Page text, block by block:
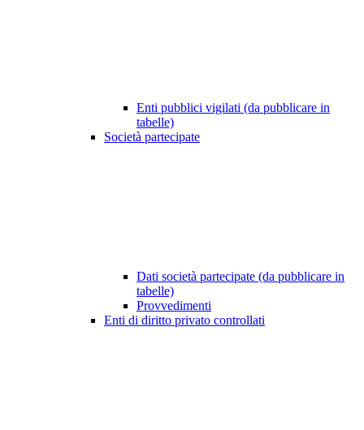
Enti pubblici vigilati (da pubblicare in
tabelle)
Società partecipate
Dati società partecipate (da pubblicare in
tabelle)
Provvedimenti
Enti di diritto privato controllati